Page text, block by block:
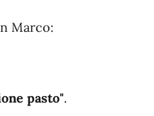
Marco:
pasto".